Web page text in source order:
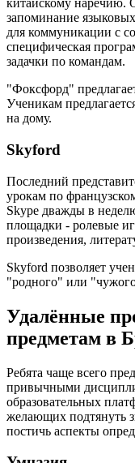
китайскому наречию.
запоминание
для коммуникации с
специфическая
задачки по командам.
"Фоксфорд"
Ученикам
на дому.
Skyford
Последний
урокам по
Skype дважды в
площадки - ролевые
произведения,
Skyford позволяет
"родного" или
Удалённые
предметам в
Ребята чаще всего
привычными
образовательных
желающих подтянуть
постичь аспекты